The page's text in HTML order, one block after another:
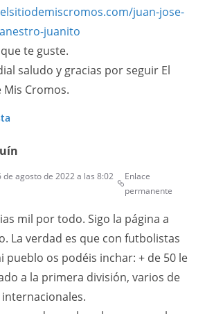
juan-jose-
juanito
te guste.
saludo y gracias por seguir El
Mis Cromos.
de agosto de 2022 a las 8:02
Enlace
permanente
mil por todo. Sigo la página a
La verdad es que con futbolistas
pueblo os podéis inchar: + de 50 le
a la primera división, varios de
internacionales.